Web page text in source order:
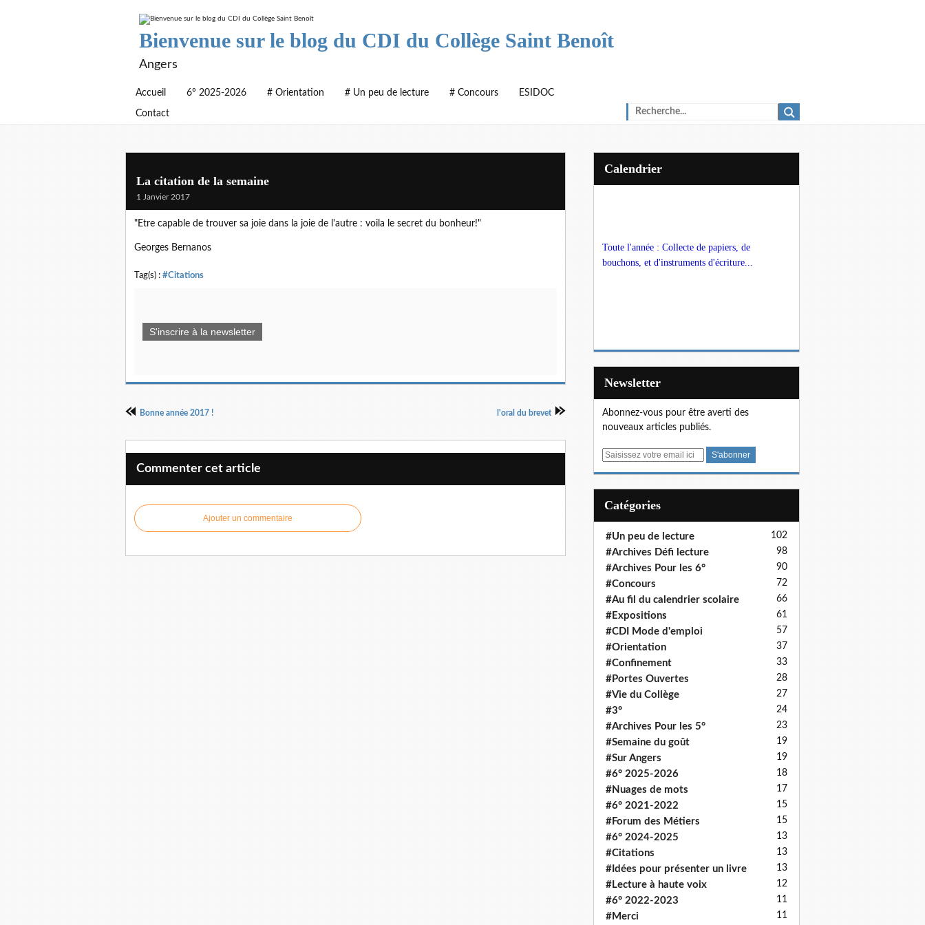
Bienvenue sur le blog du CDI du Collège Saint Benoît
Angers
Accueil 6° 2025-2026 # Orientation # Un peu de lecture # Concours ESIDOC
Contact
La citation de la semaine
1 Janvier 2017
"Etre capable de trouver sa joie dans la joie de l'autre : voila le secret du bonheur!"
Georges Bernanos
Tag(s) : #Citations
S'inscrire à la newsletter
Bonne année 2017 ! l'oral du brevet
Commenter cet article
Ajouter un commentaire
Calendrier
Toute l'année : Collecte de papiers, de
bouchons, et d'instruments d'écriture...
Newsletter
Abonnez-vous pour être averti des
nouveaux articles publiés.
E
Catégories
#Un peu de lecture 102
#Archives Défi lecture 98
#Archives Pour les 6° 90
#Concours 72
#Au fil du calendrier scolaire 66
#Expositions 61
#CDI Mode d'emploi 57
#Orientation 37
#Confinement 33
#Portes Ouvertes 28
#Vie du Collège 27
#3° 24
#Archives Pour les 5° 23
#Semaine du goût 19
#Sur Angers 19
#6° 2025-2026 18
#Nuages de mots 17
#6° 2021-2022 15
#Forum des Métiers 15
#6° 2024-2025 13
#Citations 13
#Idées pour présenter un livre 13
#Lecture à haute voix 12
#6° 2022-2023 11
#Merci 11